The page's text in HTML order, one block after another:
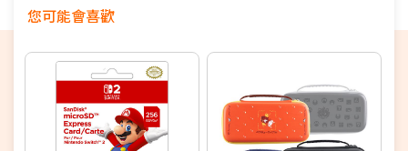
您可能會喜歡